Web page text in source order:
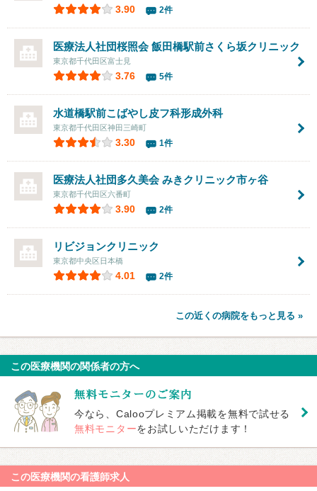
3.90 2件
医療法人社団桜照会 飯田橋駅前さくら坂クリニック
東京都千代田区富士見
3.76 5件
水道橋駅前こばやし皮フ科形成外科
東京都千代田区神田三崎町
3.30 1件
医療法人社団多久美会 みきクリニック市ヶ谷
東京都千代田区六番町
3.90 2件
リビジョンクリニック
東京都中央区日本橋
4.01 2件
この近くの病院をもっと見る »
この医療機関の関係者の方へ
今なら、Calooプレミアム掲載を無料で試せる
無料モニターをお試しいただけます！
この医療機関の看護師求人